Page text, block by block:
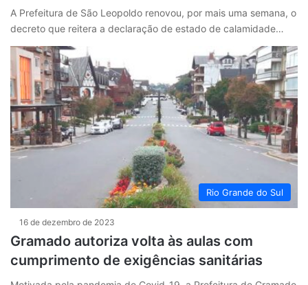
A Prefeitura de São Leopoldo renovou, por mais uma semana, o
decreto que reitera a declaração de estado de calamidade…
Rio Grande do Sul
16 de dezembro de 2023
Gramado autoriza volta às aulas com
cumprimento de exigências sanitárias